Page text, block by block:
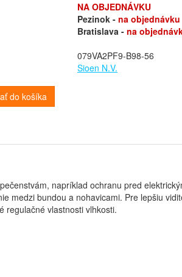
NA OBJEDNÁVKU
Pezinok - na objednávku
Bratislava - na
079VA2PF9-B98-56
Sioen N.V.
do košíka
napríklad ochranu pred
medzi bundou a nohavicami. Pre lepšiu
regulačné vlastnosti vlhkosti.